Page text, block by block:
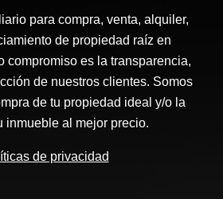
para compra, venta, alquiler,
de propiedad raíz en
compromiso es la transparencia,
de nuestros clientes. Somos
de tu propiedad ideal y/o la
inmueble al mejor precio.
de privacidad